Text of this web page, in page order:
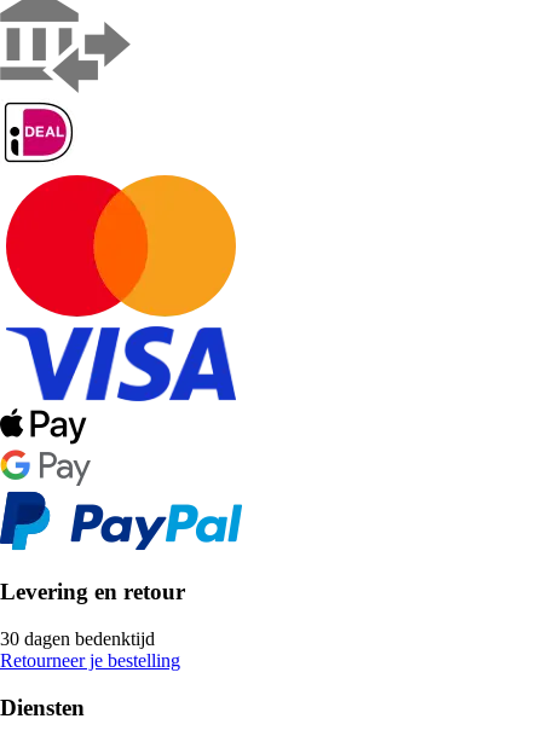
Levering en retour
30 dagen bedenktijd
Retourneer je bestelling
Diensten